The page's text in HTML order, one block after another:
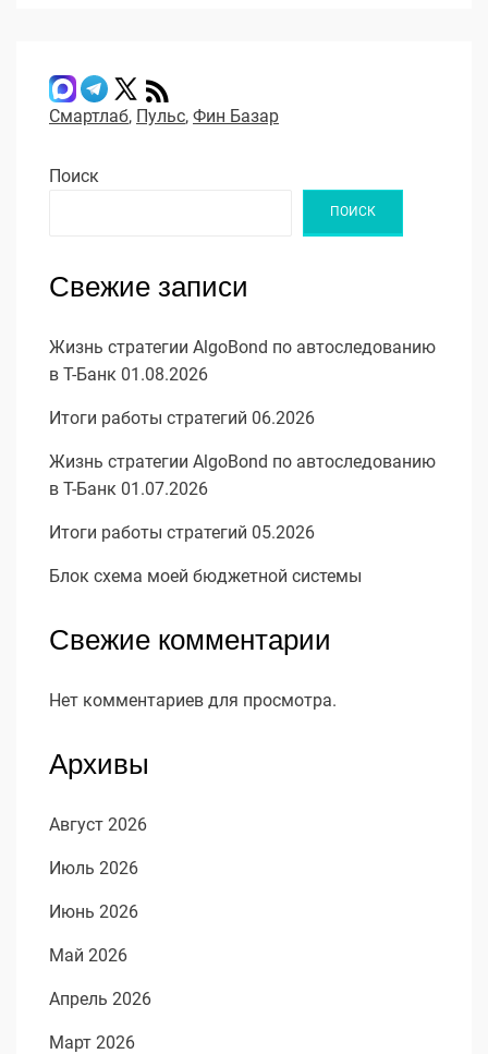
Смартлаб, Пульс, Фин Базар
Поиск
ПОИСК
Свежие записи
Жизнь стратегии AlgoBond по автоследованию
в Т-Банк 01.08.2026
Итоги работы стратегий 06.2026
Жизнь стратегии AlgoBond по автоследованию
в Т-Банк 01.07.2026
Итоги работы стратегий 05.2026
Блок схема моей бюджетной системы
Свежие комментарии
Нет комментариев для просмотра.
Архивы
Август 2026
Июль 2026
Июнь 2026
Май 2026
Апрель 2026
Март 2026